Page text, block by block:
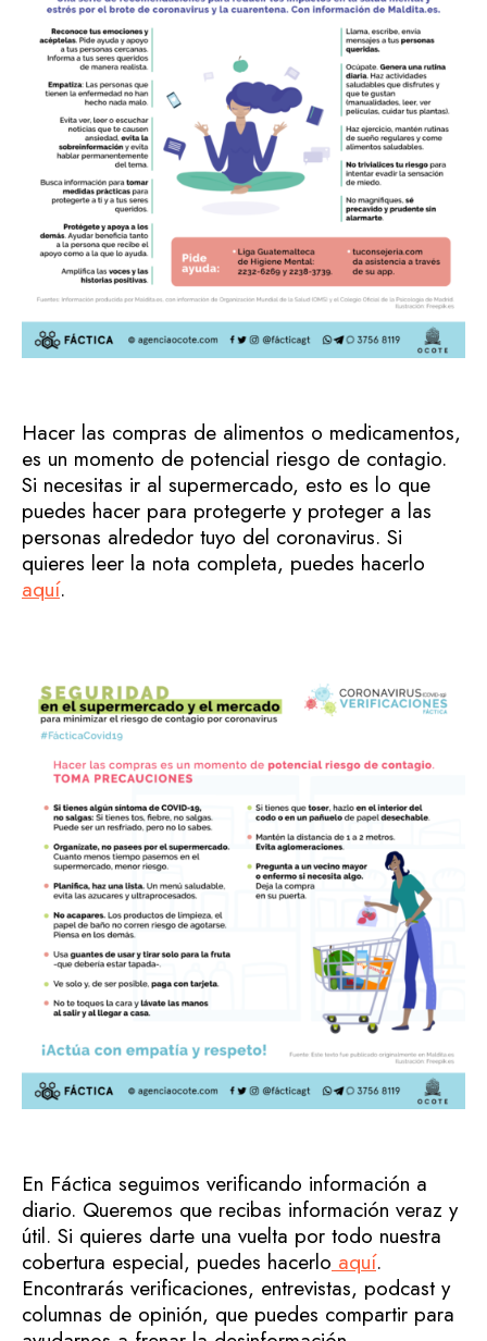
Hacer las compras de alimentos o medicamentos,
es un momento de potencial riesgo de contagio.
Si necesitas ir al supermercado, esto es lo que
puedes hacer para protegerte y proteger a las
personas alrededor tuyo del coronavirus. Si
quieres leer la nota completa, puedes hacerlo
aquí.
En Fáctica seguimos verificando información a
diario. Queremos que recibas información veraz y
útil. Si quieres darte una vuelta por todo nuestra
cobertura especial, puedes hacerlo aquí.
Encontrarás verificaciones, entrevistas, podcast y
columnas de opinión, que puedes compartir para